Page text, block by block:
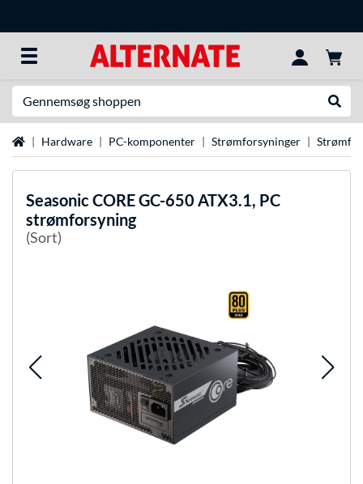
StartsideHardware PC-komponenter Strømforsyninger
Seasonic CORE GC-650 ATX3.1, PC
strømforsyning
(Sort)